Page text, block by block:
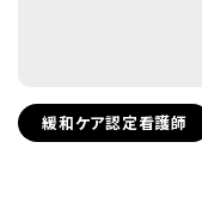
緩和ケア認定看護師